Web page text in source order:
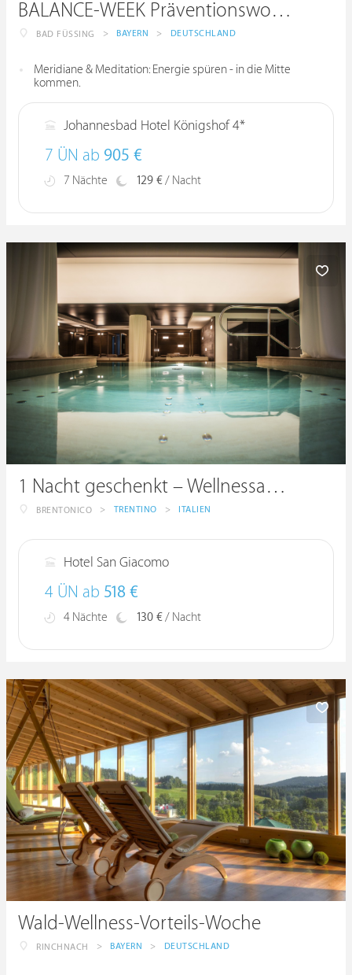
BALANCE-WEEK Präventionswoche
BAD FÜSSING > BAYERN > DEUTSCHLAND
Meridiane & Meditation: Energie spüren - in die Mitte
kommen.
Johannesbad Hotel Königshof 4*
7 ÜN ab 905 €
7 Nächte 129 €/ Nacht
1 Nacht geschenkt – Wellnessauszeit unter der Woche im Trentino
BRENTONICO > TRENTINO > ITALIEN
Hotel San Giacomo
4 ÜN ab 518 €
4 Nächte 130 €/ Nacht
Wald-Wellness-Vorteils-Woche
RINCHNACH > BAYERN > DEUTSCHLAND